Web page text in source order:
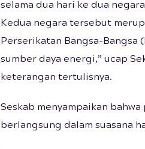
selama dua hari ke dua
Kedua negara tersebut
Perserikatan Bangsa-Bangsa
sumber daya energi,” ucap
keterangan tertulisnya.
Seskab menyampaikan
berlangsung dalam suasana